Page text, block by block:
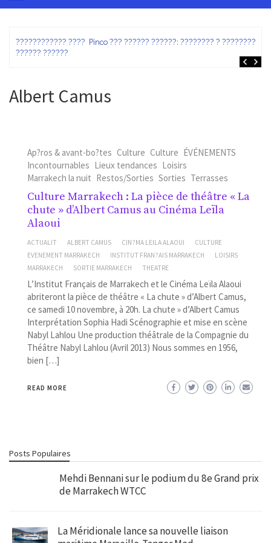
???????????? ???? Pinco ??? ?????? ??????: ???????? ? ???????? ?
?????? ??????
Albert Camus
Ap?ros & avant-bo?tes Culture Culture ÉVÉNEMENTS
Incontournables Lieux tendances Loisirs
Marrakech la nuit Restos/Sorties Sorties Terrasses
Culture Marrakech : La pièce de théâtre « La
chute » d’Albert Camus au Cinéma Leïla
Alaoui
ACTUALIT ALBERT CAMUS CIN?MA LEILA ALAOUI
CULTURE
EVENEMENT MARRAKECH
INSTITUT FRAN?AIS MARRAKECH
LOISIRS
MARRAKECH
SORTIE MARRAKECH THEATRE
L’Institut Français de Marrakech et le Cinéma Leïla Alaoui
abriteront la pièce de théâtre « La chute » d’Albert Camus,
ce samedi 10 novembre, à 20h. La chute » d’Albert Camus
Interprétation Sophia Hadi Scénographie et mise en scène
Nabyl Lahlou Une production théâtrale de la Compagnie du
Théâtre Nabyl Lahlou (Avril 2013) Nous sommes en 1956,
bien […]
READ MORE
Posts Populaires
Mehdi Bennani sur le podium du 8e Grand prix
de Marrakech WTCC
La Méridionale lance sa nouvelle liaison